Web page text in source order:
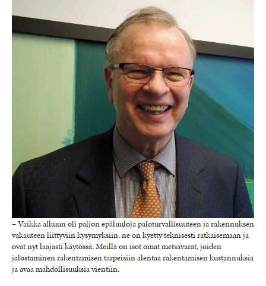
– Vaikka alkuun oli paljon epäluuloja paloturvallisuuteen ja rakennuksen
vakauteen liittyviin kysymyksiin, ne on kyetty teknisesti ratkaisemaan ja
ovat nyt laajasti käytössä. Meillä on isot omat metsävarat, joiden
jalostaminen rakentamisen tarpeisiin alentaa rakentamisen kustannuksia
ja avaa mahdollisuuksia vientiin.